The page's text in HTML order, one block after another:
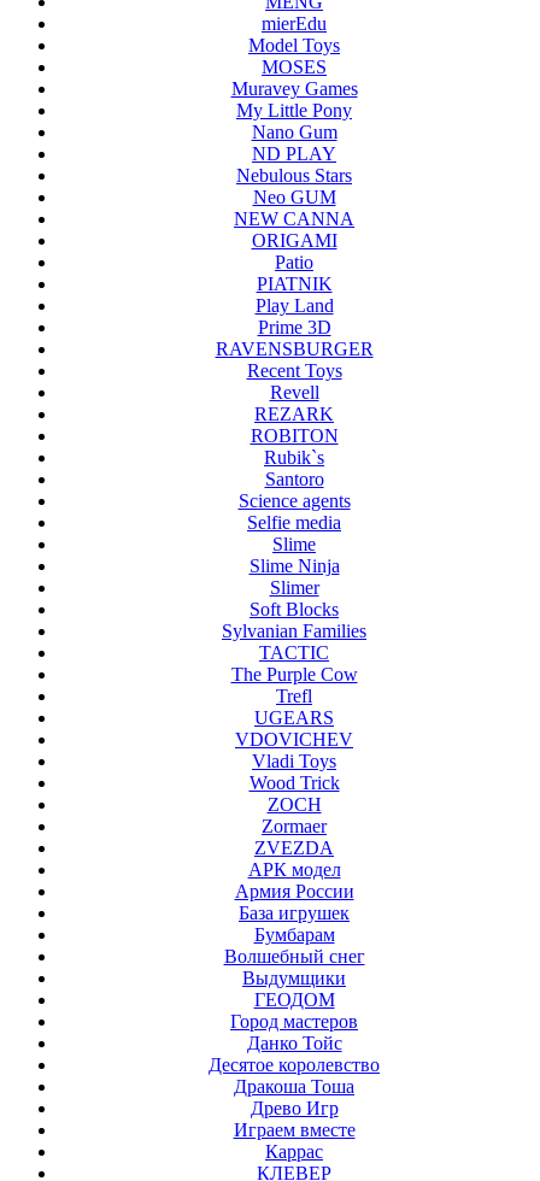
mierEdu
Model Toys
MOSES
Muravey Games
My Little Pony
Nano Gum
ND PLAY
Nebulous Stars
Neo GUM
NEW CANNA
ORIGAMI
Patio
PIATNIK
Play Land
Prime 3D
RAVENSBURGER
Recent Toys
Revell
REZARK
ROBITON
Rubik`s
Santoro
Science agents
Selfie media
Slime
Slime Ninja
Slimer
Soft Blocks
Sylvanian Families
TACTIC
The Purple Cow
Trefl
UGEARS
VDOVICHEV
Vladi Toys
Wood Trick
ZOCH
Zormaer
ZVEZDA
АРК модел
Армия России
База игрушек
Бумбарам
Волшебный снег
Выдумщики
ГЕОДОМ
Город мастеров
Данко Тойс
Десятое королевство
Дракоша Тоша
Древо Игр
Играем вместе
Каррас
КЛЕВЕР